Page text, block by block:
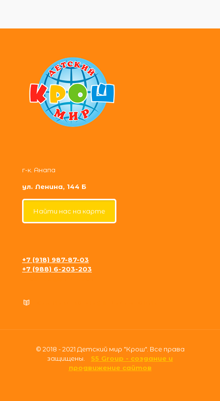
г-к. Анапа
ул. Ленина, 144 Б
Найти нас на карте
+7 (918) 987-87-03
+7 (988) 6-203-203
© 2018 - 2021 Детский мир "Крош". Все права
защищены. S5 Group - создание и
продвижение сайтов